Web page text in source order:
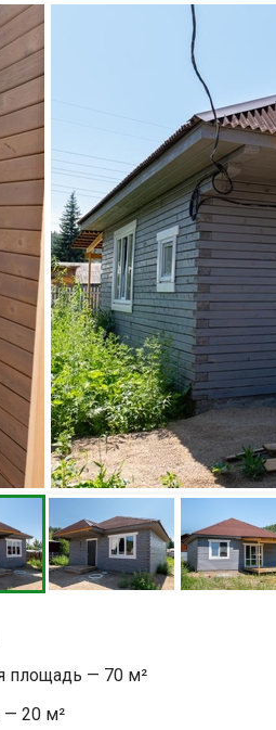
площадь — 70 м²
— 20 м²